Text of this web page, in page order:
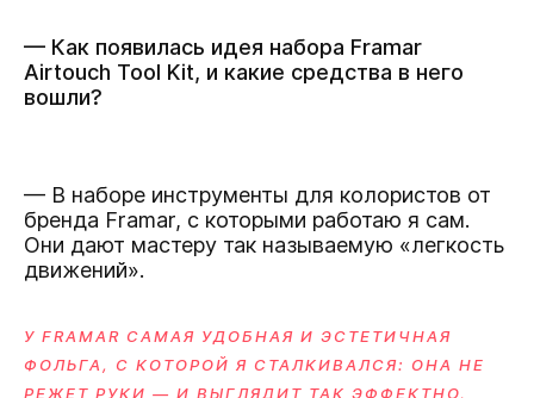
— Как появилась идея набора Framar
Airtouch Tool Kit, и какие средства в него
вошли?
— В наборе инструменты для колористов от
бренда Framar, с которыми работаю я сам.
Они дают мастеру так называемую «легкость
движений».
У FRAMAR САМАЯ УДОБНАЯ И ЭСТЕТИЧНАЯ
ФОЛЬГА, С КОТОРОЙ Я СТАЛКИВАЛСЯ: ОНА НЕ
РЕЖЕТ РУКИ — И ВЫГЛЯДИТ ТАК ЭФФЕКТНО,